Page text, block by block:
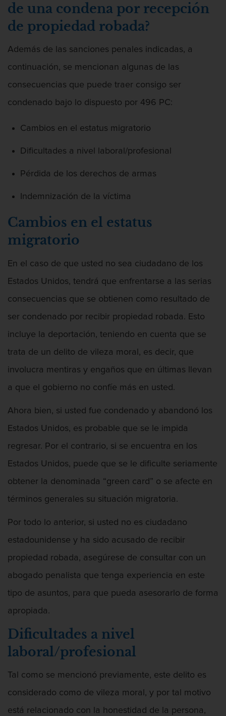
de una condena por recepción
de propiedad robada?
Además de las sanciones penales indicadas, a
continuación, se mencionan algunas de las
consecuencias que puede traer consigo ser
condenado bajo lo dispuesto por 496 PC:
Cambios en el estatus migratorio
Dificultades a nivel laboral/profesional
Pérdida de los derechos de armas
Indemnización de la víctima
Cambios en el estatus
migratorio
En el caso de que usted no sea ciudadano de los
Estados Unidos, tendrá que enfrentarse a las serias
consecuencias que se obtienen como resultado de
ser condenado por recibir propiedad robada. Esto
incluye la deportación, teniendo en cuenta que se
trata de un delito de vileza moral, es decir, que
involucra mentiras y engaños que en últimas llevan
a que el gobierno no confíe más en usted.
Ahora bien, si usted fue condenado y abandonó los
Estados Unidos, es probable que se le impida
regresar. Por el contrario, si se encuentra en los
Estados Unidos, puede que se le dificulte seriamente
obtener la denominada “green card” o se afecte en
términos generales su situación migratoria.
Por todo lo anterior, si usted no es ciudadano
estadounidense y ha sido acusado de recibir
propiedad robada, asegúrese de consultar con un
abogado penalista que tenga experiencia en este
tipo de asuntos, para que pueda asesorarlo de forma
apropiada.
Dificultades a nivel
laboral/profesional
Tal como se mencionó previamente, este delito es
considerado como de vileza moral, y por tal motivo
está relacionado con la honestidad de la persona,